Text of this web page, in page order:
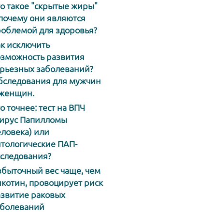
такое "скрытые жиры"
они являются
для здоровья?
исключить
развития
заболеваний?
для мужчин
точнее: тест на ВПЧ
Папилломы
или
ПАП-
вес чаще, чем
провоцирует риск
раковых